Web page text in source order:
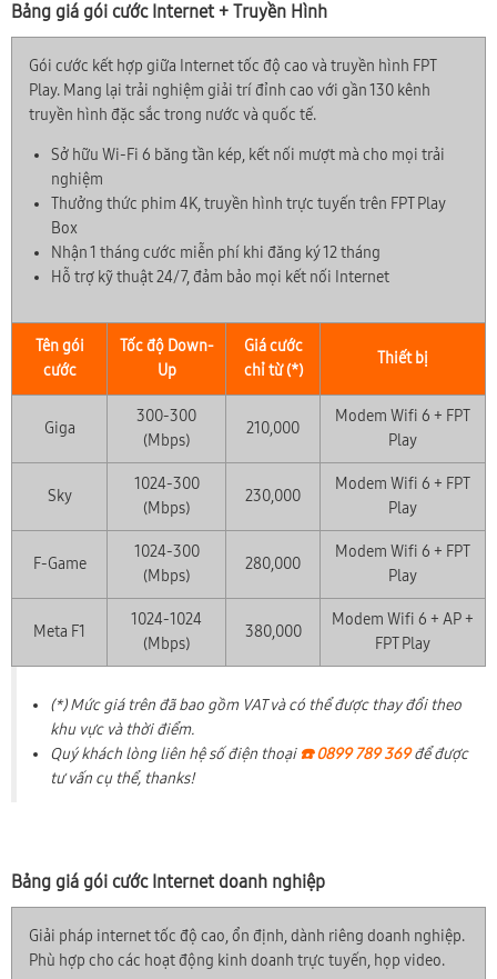
Bảng giá gói cước Internet + Truyền Hình
Gói cước kết hợp giữa Internet tốc độ cao và truyền hình FPT
Play. Mang lại trải nghiệm giải trí đỉnh cao với gần 130 kênh
truyền hình đặc sắc trong nước và quốc tế.
Sở hữu Wi-Fi 6 băng tần kép, kết nối mượt mà cho mọi trải
nghiệm
Thưởng thức phim 4K, truyền hình trực tuyến trên FPT Play
Box
Nhận 1 tháng cước miễn phí khi đăng ký 12 tháng
Hỗ trợ kỹ thuật 24/7, đảm bảo mọi kết nối Internet
Tên gói
cước
Tốc độ Down-
Up
Giá cước
chỉ từ (*)
Thiết bị
Giga
300-300
(Mbps)
210,000
Modem Wifi 6 + FPT
Play
Sky
1024-300
(Mbps)
230,000
Modem Wifi 6 + FPT
Play
F-Game
1024-300
(Mbps)
280,000
Modem Wifi 6 + FPT
Play
Meta F1
1024-1024
(Mbps)
380,000
Modem Wifi 6 + AP +
FPT Play
(*) Mức giá trên đã bao gồm VAT và có thể được thay đổi theo
khu vực và thời điểm.
Quý khách lòng liên hệ số điện thoại☎️ 0899 789 369để được
tư vấn cụ thể, thanks!
Bảng giá gói cước Internet doanh nghiệp
Giải pháp internet tốc độ cao, ổn định, dành riêng doanh nghiệp.
Phù hợp cho các hoạt động kinh doanh trực tuyến, họp video.